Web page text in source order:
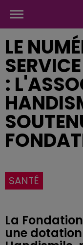
LE
:
SANTÉ
La
une